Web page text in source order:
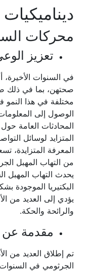
محركات
تعزيز
في السنوات الأخيرة،
صحتهن، بما في ذلك
مختلفة في هذا النمو
الوصول إلى
المحادثات العامة حول
المتزايد لوسائل
المعرفة المتزايدة،
من التهاب المهبل
يحدث التهاب المهبل
البكتيريا الموجودة
يؤدي إلى العديد من
والرائحة والحكة.
مقدمة عن
تم إطلاق العديد من
الجرثومي في السنوات